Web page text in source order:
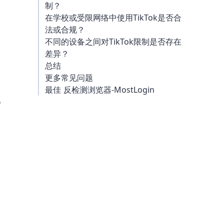
制？
在学校或受限网络中使用TikTok是否合
法或合规？
不同的设备之间对TikTok限制是否存在
差异？
总结
更多常见问题
最佳 反检测浏览器-MostLogin